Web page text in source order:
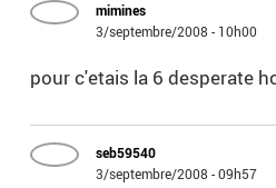
mimines
3/septembre/2008 - 10h00
pour c'etais la 6 desperate
seb59540
3/septembre/2008 - 09h57